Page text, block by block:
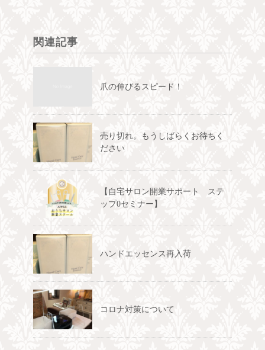
関連記事
爪の伸びるスピード！
売り切れ。もうしばらくお待ちく
ださい
【自宅サロン開業サポート ステ
ップ0セミナー】
ハンドエッセンス再入荷
コロナ対策について